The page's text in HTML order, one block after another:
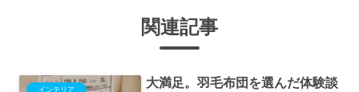
関連記事
インテリア
大満足。羽毛布団を選んだ体験談